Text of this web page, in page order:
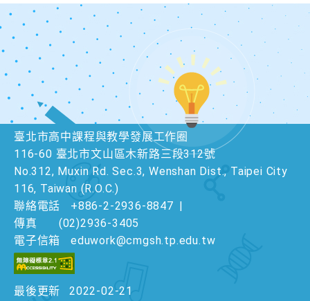
臺北市高中課程與教學發展工作圈
116-60 臺北市文山區木新路三段312號
No.312, Muxin Rd. Sec.3, Wenshan Dist., Taipei City
116, Taiwan (R.O.C.)
聯絡電話
+886-2-2936-8847 |
傳真
(02)2936-3405
電子信箱
eduwork@cmgsh.tp.edu.tw
最後更新 2022-02-21